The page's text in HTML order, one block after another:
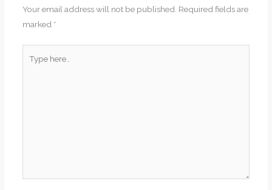
Your email address will not be published. Required fields are
marked *
here..